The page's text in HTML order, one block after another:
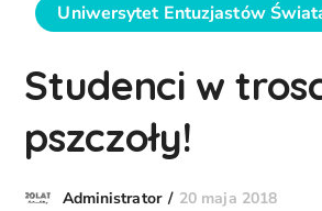
Uniwersytet Entuzjastów
Studenci w
pszczoły!
Administrator 20 maja 2018